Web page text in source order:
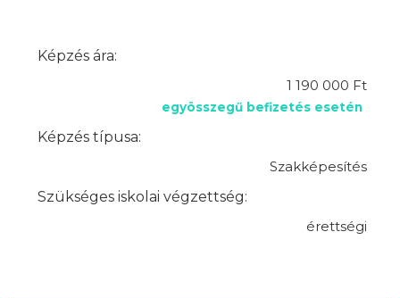
Képzés ára:
1 190 000 Ft
egyösszegű befizetés esetén
Képzés típusa:
Szakképesítés
Szükséges iskolai végzettség:
érettségi